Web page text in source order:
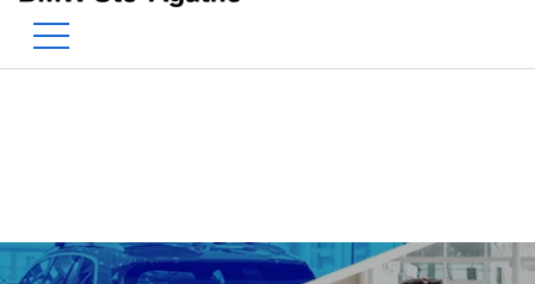
BMW — Le Pur Plaisir de Conduire.